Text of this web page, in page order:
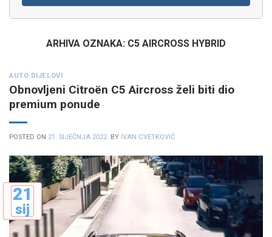
ARHIVA OZNAKA: C5 AIRCROSS HYBRID
AUTO DIJELOVI
Obnovljeni Citroën C5 Aircross želi biti dio
premium ponude
POSTED ON 21. SIJEČNJA 2022. BY IVAN CVETKOVIĆ
21
sij